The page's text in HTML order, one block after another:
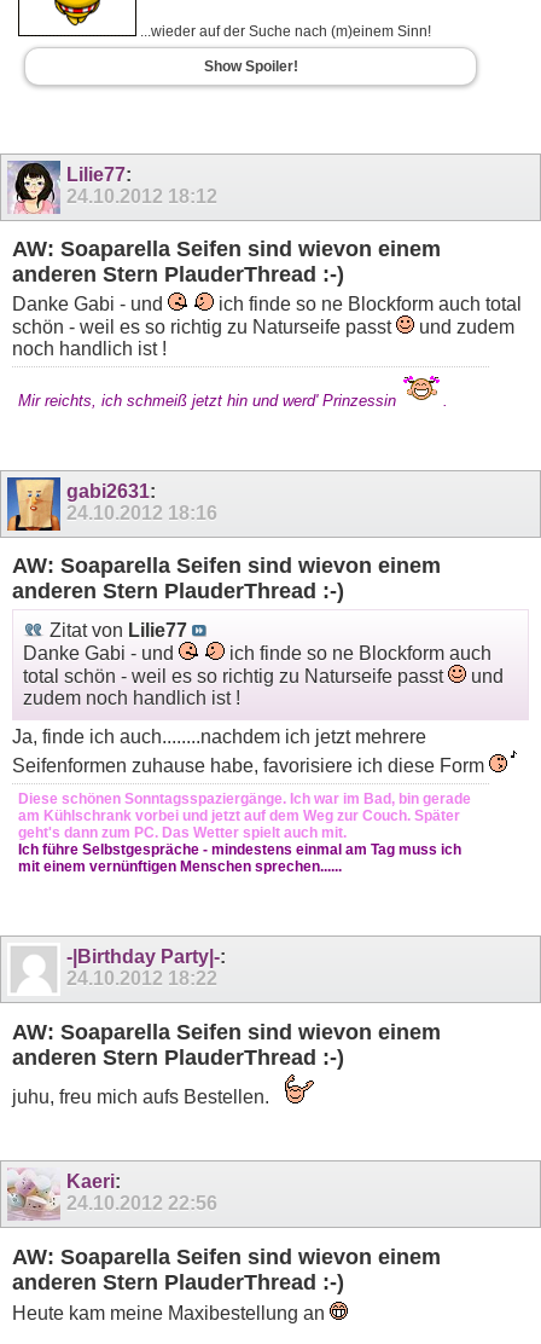
...wieder auf der Suche nach (m)einem Sinn!
Show Spoiler!
Lilie77:
24.10.2012 18:12
AW: Soaparella Seifen sind wievon einem
anderen Stern PlauderThread :-)
Danke Gabi - und
ich finde so ne Blockform auch total
schön - weil es so richtig zu Naturseife passt
und zudem
noch handlich ist !
Mir reichts, ich schmeiß jetzt hin und werd' Prinzessin
gabi2631:
24.10.2012 18:16
AW: Soaparella Seifen sind wievon einem
anderen Stern PlauderThread :-)
Zitat von Lilie77
Danke Gabi - und
ich finde so ne Blockform auch
total schön - weil es so richtig zu Naturseife passt
und
zudem noch handlich ist !
Ja, finde ich auch........nachdem ich jetzt mehrere
Seifenformen zuhause habe, favorisiere ich diese Form
Diese schönen Sonntagsspaziergänge. Ich war im Bad, bin gerade
am Kühlschrank vorbei und jetzt auf dem Weg zur Couch. Später
geht's dann zum PC. Das Wetter spielt auch mit.
Ich führe Selbstgespräche - mindestens einmal am Tag muss ich
mit einem vernünftigen Menschen sprechen......
-|Birthday Party|-:
24.10.2012 18:22
AW: Soaparella Seifen sind wievon einem
anderen Stern PlauderThread :-)
juhu, freu mich aufs Bestellen.
Kaeri:
24.10.2012 22:56
AW: Soaparella Seifen sind wievon einem
anderen Stern PlauderThread :-)
Heute kam meine Maxibestellung an